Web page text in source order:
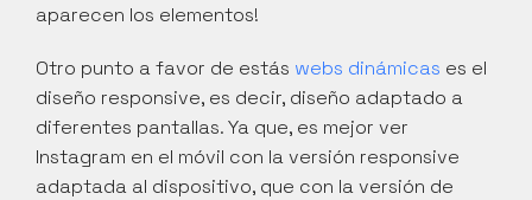
aparecen los elementos!
Otro punto a favor de estás webs dinámicas es el
diseño responsive, es decir, diseño adaptado a
diferentes pantallas. Ya que, es mejor ver
Instagram en el móvil con la versión responsive
adaptada al dispositivo, que con la versión de